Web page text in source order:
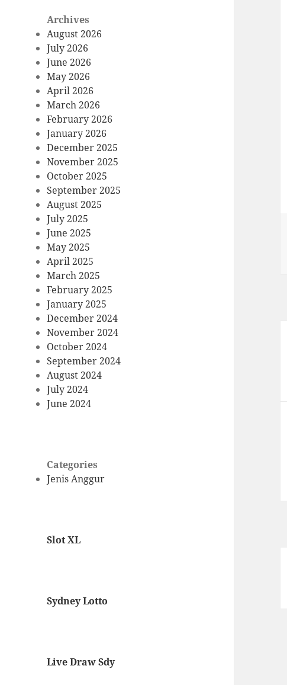
Archives
August 2026
July 2026
June 2026
May 2026
April 2026
March 2026
February 2026
January 2026
December 2025
November 2025
October 2025
September 2025
August 2025
July 2025
June 2025
May 2025
April 2025
March 2025
February 2025
January 2025
December 2024
November 2024
October 2024
September 2024
August 2024
July 2024
June 2024
Categories
Jenis Anggur
Slot XL
Sydney Lotto
Live Draw Sdy